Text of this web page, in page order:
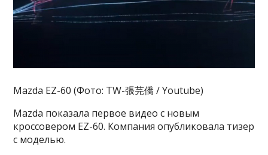
Mazda EZ-60 (Фото: TW-張芫僑 / Youtube)
Mazda показала первое видео с новым
кроссовером EZ-60. Компания опубликовала тизер
с моделью.